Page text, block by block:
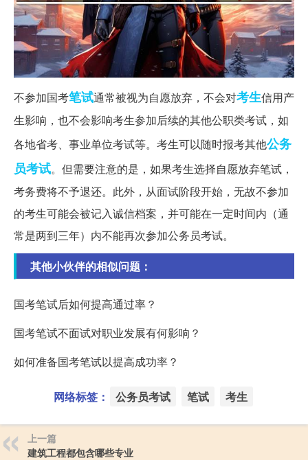
不参加国考笔试通常被视为自愿放弃，不会对考生信用产
生影响，也不会影响考生参加后续的其他公职类考试，如
各地省考、事业单位考试等。考生可以随时报考其他公务
员考试。但需要注意的是，如果考生选择自愿放弃笔试，
考务费将不予退还。此外，从面试阶段开始，无故不参加
的考生可能会被记入诚信档案，并可能在一定时间内（通
常是两到三年）内不能再次参加公务员考试。
其他小伙伴的相似问题：
国考笔试后如何提高通过率？
国考笔试不面试对职业发展有何影响？
如何准备国考笔试以提高成功率？
网络标签： 公务员考试 笔试 考生
上一篇
建筑工程都包含哪些专业